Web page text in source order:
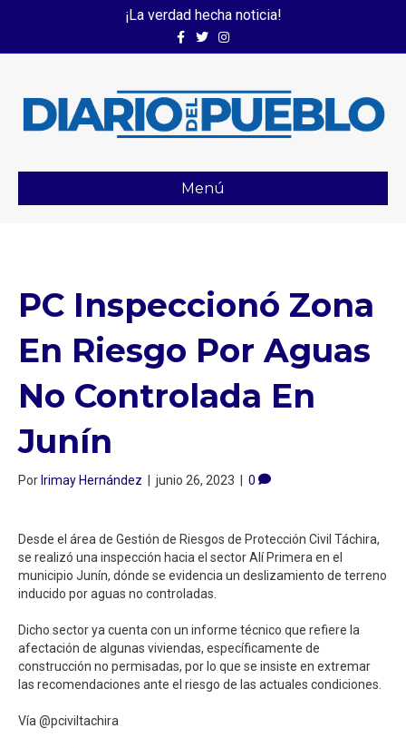
¡La verdad hecha noticia!
FacebookTwitterInstagram
Menú
PC Inspeccionó Zona
En Riesgo Por Aguas
No Controlada En
Junín ⁣
PorIrimay Hernández | junio 26, 2023 | 0
Desde el área de Gestión de Riesgos de Protección Civil Táchira,
se realizó una inspección hacia el sector Alí Primera en el
municipio Junín, dónde se evidencia un deslizamiento de terreno
inducido por aguas no controladas.⁣
Dicho sector ya cuenta con un informe técnico que refiere la
afectación de algunas viviendas, específicamente de
construcción no permisadas, por lo que se insiste en extremar
las recomendaciones ante el riesgo de las actuales condiciones. ⁣
Vía @pciviltachira⁣